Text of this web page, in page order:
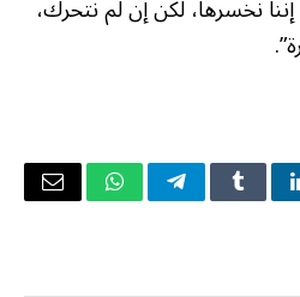
نخسرها، لكن إن لم نتحرك،
Tumblrتيلقرامواتسابالبريد